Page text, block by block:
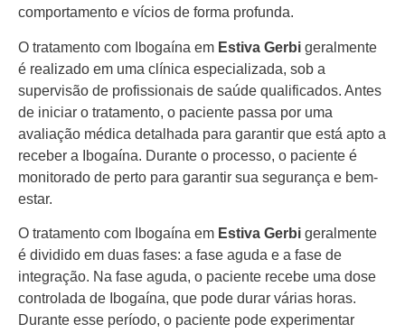
comportamento e vícios de forma profunda.
O tratamento com Ibogaína em Estiva Gerbi geralmente
é realizado em uma clínica especializada, sob a
supervisão de profissionais de saúde qualificados. Antes
de iniciar o tratamento, o paciente passa por uma
avaliação médica detalhada para garantir que está apto a
receber a Ibogaína. Durante o processo, o paciente é
monitorado de perto para garantir sua segurança e bem-
estar.
O tratamento com Ibogaína em Estiva Gerbi geralmente
é dividido em duas fases: a fase aguda e a fase de
integração. Na fase aguda, o paciente recebe uma dose
controlada de Ibogaína, que pode durar várias horas.
Durante esse período, o paciente pode experimentar